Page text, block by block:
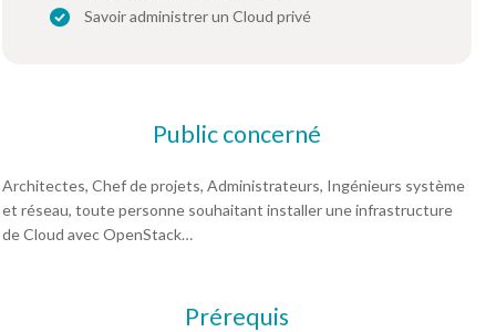
Savoir administrer un Cloud privé
Public concerné
Architectes, Chef de projets, Administrateurs, Ingénieurs système
et réseau, toute personne souhaitant installer une infrastructure
de Cloud avec OpenStack…
Prérequis